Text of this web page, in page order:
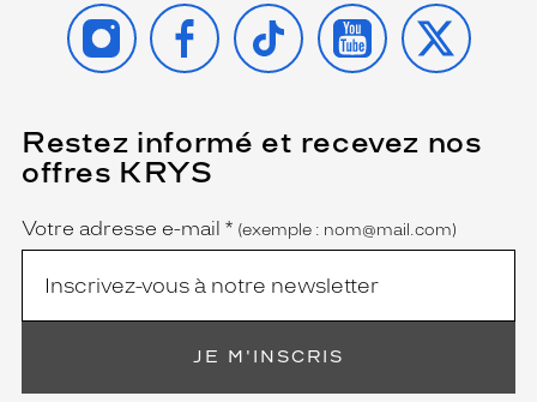
INSTAGRAMFACEBOOK
TIKTOK YOUTUBE
X
Restez informé et recevez nos
offres KRYS
Name
Votre adresse e-mail *
(Ce
champ
est
(exemple : nom@mail.com)
JE M'INSCRIS